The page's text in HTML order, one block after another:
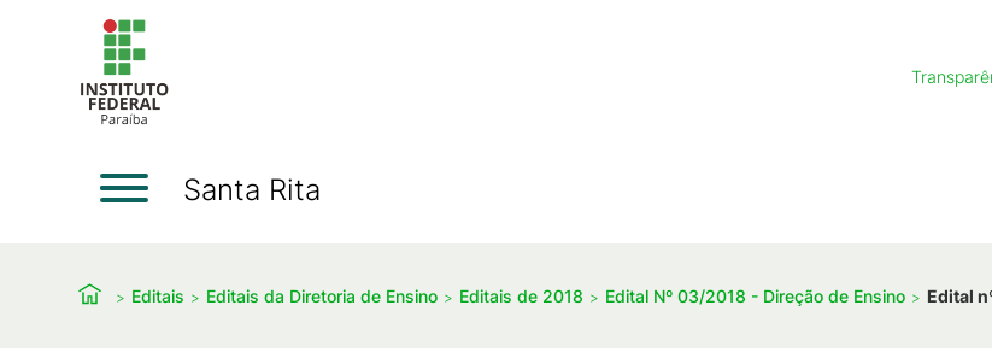
Santa Rita
Editais Editais da Diretoria de Ensino Editais de 2018 Edital Nº 03/2018 - Direção de Ensino Edital